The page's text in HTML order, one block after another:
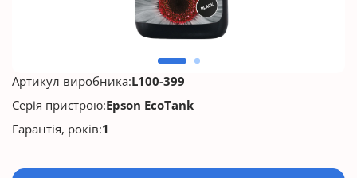
Артикул виробника:L100-399
Серія пристрою:Epson EcoTank
Гарантія, років:1